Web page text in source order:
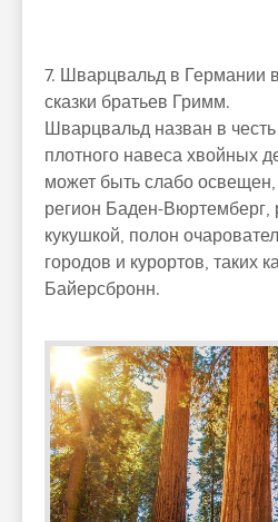
7. Шварцвальд в Германии
сказки братьев Гримм.
Шварцвальд назван в
плотного навеса хвойных
может быть слабо
регион Баден-Вюртемберг,
кукушкой, полон
городов и курортов, таких
Байерсбронн.